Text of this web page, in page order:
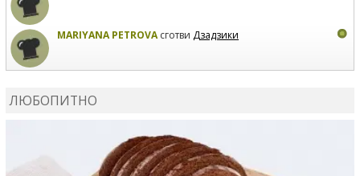
MARIYANA PETROVAсготви Дзадзики
ЛЮБОПИТНО